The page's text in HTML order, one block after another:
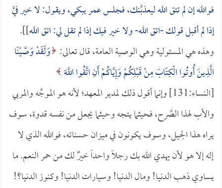
فوالله إن لم تتق الله ليعذبَّنك، فجلسعمريبكي، ويقول: لا خير فيَّ
إذا لم أقبل قولك -اتق الله- ولا خير فيك إذا لم تقل لي: اتق الله]].
وهذه هي المسئولية وهي الوصية العامة، قال تعالى: وَلَقَدْ وَصَّيْنَا
الَّذِينَ أُوتُوا الْكِتَابَ مِنْ قَبْلِكُمْ وَإِيَّاكُمْ أَنِ اتَّقُوا اللَّهَ
[النساء:131] وإنما أقول ذلك لمدير المعهد؛ لأنه هو الموجِّه والمربي
والأب لهذا الصَّرح، فحيثما يتجه وحيثما يجعل من نفسه قدوة، سوف
يراه هذا الجيل، وسوف يكونون في ميزان حسناته، فوالله الذي لا
إله إلا هو لأن يهدي الله بك رجلاً واحداً خيرٌ لك من حمر النعم. ما
يساوي ذهب الدنيا! ومال الدنيا! وسيارات الدنيا! وكنوز الدنيا؟!